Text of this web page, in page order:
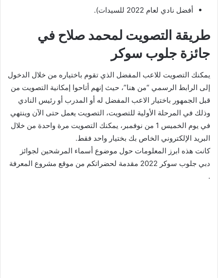
أفضل نادي لعام 2022 للسيدات).
طريقة التصويت لمحمد صلاح في
جائزة جلوب سوكر
يمكنك التصويت للاعب المفضل الذي تقوم باختياره من خلال الدخول
إلى الرابط الرسمي “من هنا”، حيث إنهم أتاحوا إمكانية التصويت من
قبل الجمهور باختيار الاعب المفضل له أو المدرب أو رئيس النادي
وذلك في المرحلة الأولية للتصويت، التصويت يعمل حتى الآن وينتهي
في يوم الخميس 1 من نوفمبر، يمكنك التصويت مرة واحدة من خلال
البريد الإلكتروني الخاص بك بختيار واحد فقط.
كانت هذه ابرز المعلومات حول موضوع أسماء المرشحين لجوائز
دبي جلوب سوكر 2022 مقدمة لحضراتكم من موقع مشروع المعرفة
.